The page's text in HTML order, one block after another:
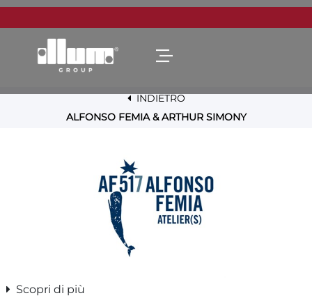
Open menu
INDIETRO
ALFONSO FEMIA & ARTHUR SIMONY
Scopri di più